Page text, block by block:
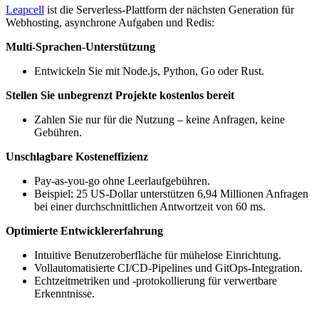
Leapcell ist die Serverless-Plattform der nächsten Generation für
Webhosting, asynchrone Aufgaben und Redis:
Multi-Sprachen-Unterstützung
Entwickeln Sie mit Node.js, Python, Go oder Rust.
Stellen Sie unbegrenzt Projekte kostenlos bereit
Zahlen Sie nur für die Nutzung – keine Anfragen, keine
Gebühren.
Unschlagbare Kosteneffizienz
Pay-as-you-go ohne Leerlaufgebühren.
Beispiel: 25 US-Dollar unterstützen 6,94 Millionen Anfragen
bei einer durchschnittlichen Antwortzeit von 60 ms.
Optimierte Entwicklererfahrung
Intuitive Benutzeroberfläche für mühelose Einrichtung.
Vollautomatisierte CI/CD-Pipelines und GitOps-Integration.
Echtzeitmetriken und -protokollierung für verwertbare
Erkenntnisse.